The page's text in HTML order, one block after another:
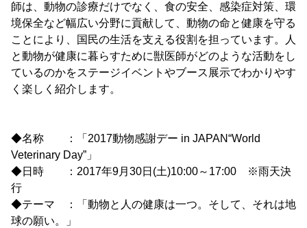
師は、動物の診療だけでなく、食の安全、感染症対策、環
境保全など幅広い分野に貢献して、動物の命と健康を守る
ことにより、国民の生活を支える役割を担っています。人
と動物が健康に暮らすために獣医師がどのような活動をし
ているのかをステージイベントやブース展示でわかりやす
く楽しく紹介します。
◆名称 ：「2017動物感謝デー in JAPAN“World
Veterinary Day”」
◆日時 ：2017年9月30日(土)10:00～17:00 ※雨天決
行
◆テーマ ：「動物と人の健康は一つ。そして、それは地
球の願い。」